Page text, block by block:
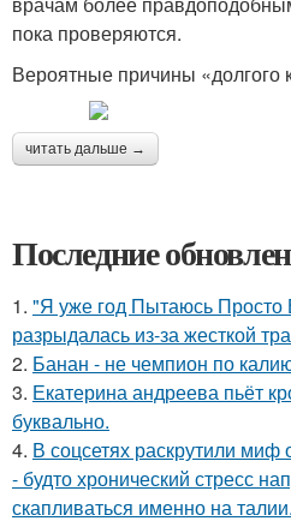
пока проверяются.
Вероятные причины «долгого
читать дальше →
Последние
1. "Я уже год Пытаюсь Просто
разрыдалась из-за жесткой
2. Банан - не чемпион по
3. Екатерина андреева пьёт
буквально.
4. В соцсетях раскрутили
- будто хронический стресс
скапливаться именно на талии.